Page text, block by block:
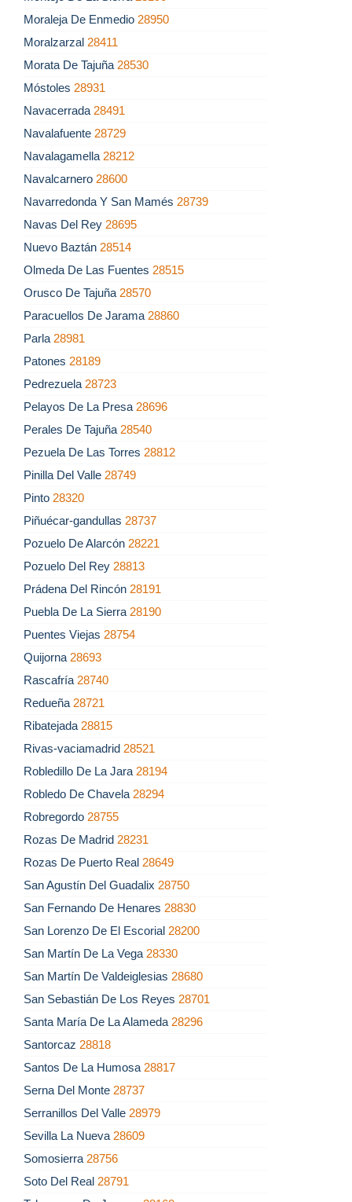
Moraleja De Enmedio 28950
Moralzarzal 28411
Morata De Tajuña 28530
Móstoles 28931
Navacerrada 28491
Navalafuente 28729
Navalagamella 28212
Navalcarnero 28600
Navarredonda Y San Mamés 28739
Navas Del Rey 28695
Nuevo Baztán 28514
Olmeda De Las Fuentes 28515
Orusco De Tajuña 28570
Paracuellos De Jarama 28860
Parla 28981
Patones 28189
Pedrezuela 28723
Pelayos De La Presa 28696
Perales De Tajuña 28540
Pezuela De Las Torres 28812
Pinilla Del Valle 28749
Pinto 28320
Piñuécar-gandullas 28737
Pozuelo De Alarcón 28221
Pozuelo Del Rey 28813
Prádena Del Rincón 28191
Puebla De La Sierra 28190
Puentes Viejas 28754
Quijorna 28693
Rascafría 28740
Redueña 28721
Ribatejada 28815
Rivas-vaciamadrid 28521
Robledillo De La Jara 28194
Robledo De Chavela 28294
Robregordo 28755
Rozas De Madrid 28231
Rozas De Puerto Real 28649
San Agustín Del Guadalix 28750
San Fernando De Henares 28830
San Lorenzo De El Escorial 28200
San Martín De La Vega 28330
San Martín De Valdeiglesias 28680
San Sebastián De Los Reyes 28701
Santa María De La Alameda 28296
Santorcaz 28818
Santos De La Humosa 28817
Serna Del Monte 28737
Serranillos Del Valle 28979
Sevilla La Nueva 28609
Somosierra 28756
Soto Del Real 28791